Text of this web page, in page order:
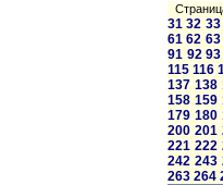
31 32 33
61 62 63
91 92 93
115 116
137 138
158 159
179 180
200 201
221 222
242 243
263 264